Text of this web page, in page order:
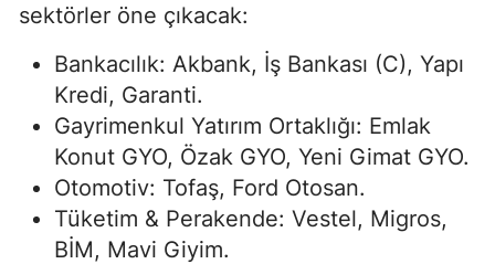
sektörler öne çıkacak:
Bankacılık: Akbank, İş Bankası (C), Yapı
Kredi, Garanti.
Gayrimenkul Yatırım Ortaklığı: Emlak
Konut GYO, Özak GYO, Yeni Gimat GYO.
Otomotiv: Tofaş, Ford Otosan.
Tüketim & Perakende: Vestel, Migros,
BİM, Mavi Giyim.